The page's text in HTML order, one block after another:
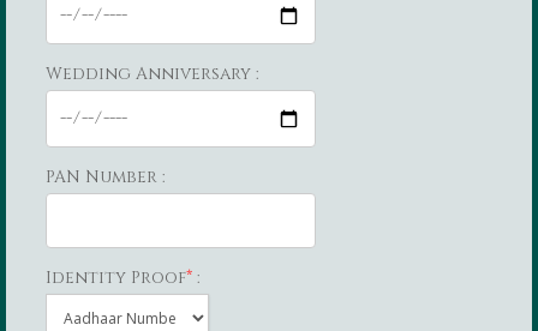
Wedding Anniversary :
PAN Number :
Identity Proof* :